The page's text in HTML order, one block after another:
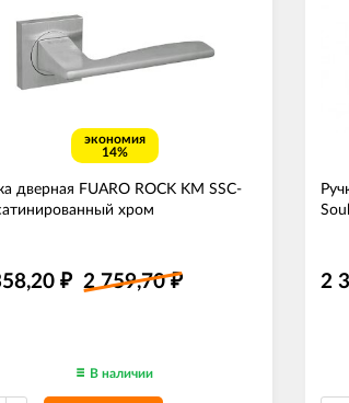
экономия
14%
дверная FUARO ROCK KM SSC-
хром
₽ 2 759,70₽
В наличии
2